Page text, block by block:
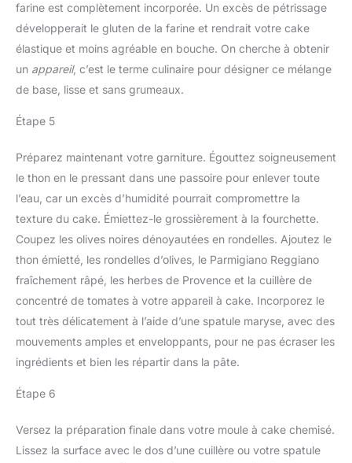
farine est complètement incorporée. Un excès de pétrissage
développerait le gluten de la farine et rendrait votre cake
élastique et moins agréable en bouche. On cherche à obtenir
un appareil, c’est le terme culinaire pour désigner ce mélange
de base, lisse et sans grumeaux.
Étape 5
Préparez maintenant votre garniture. Égouttez soigneusement
le thon en le pressant dans une passoire pour enlever toute
l’eau, car un excès d’humidité pourrait compromettre la
texture du cake. Émiettez-le grossièrement à la fourchette.
Coupez les olives noires dénoyautées en rondelles. Ajoutez le
thon émietté, les rondelles d’olives, le Parmigiano Reggiano
fraîchement râpé, les herbes de Provence et la cuillère de
concentré de tomates à votre appareil à cake. Incorporez le
tout très délicatement à l’aide d’une spatule maryse, avec des
mouvements amples et enveloppants, pour ne pas écraser les
ingrédients et bien les répartir dans la pâte.
Étape 6
Versez la préparation finale dans votre moule à cake chemisé.
Lissez la surface avec le dos d’une cuillère ou votre spatule